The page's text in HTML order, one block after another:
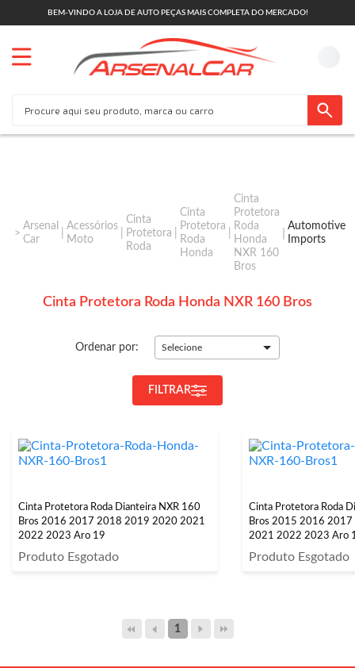
BEM-VINDO A LOJA DE AUTO PEÇAS MAIS COMPLETA DO MERCADO!
Arsenal
Car
Acessórios
Moto
Cinta
Protetora
Roda
Cinta
Protetora
Roda
Honda
Cinta
Protetora
Roda
Honda
NXR 160
Bros
Automotive
Imports
Cinta Protetora Roda Honda NXR 160 Bros
Ordenar por: Selecione
FILTRAR
Cinta Protetora Roda Dianteira NXR 160
Bros 2016 2017 2018 2019 2020 2021
2022 2023 Aro 19
Produto Esgotado
Cinta Protetora Roda
Bros 2015 2016
2021 2022 2023 Aro
Produto Esgotado
1